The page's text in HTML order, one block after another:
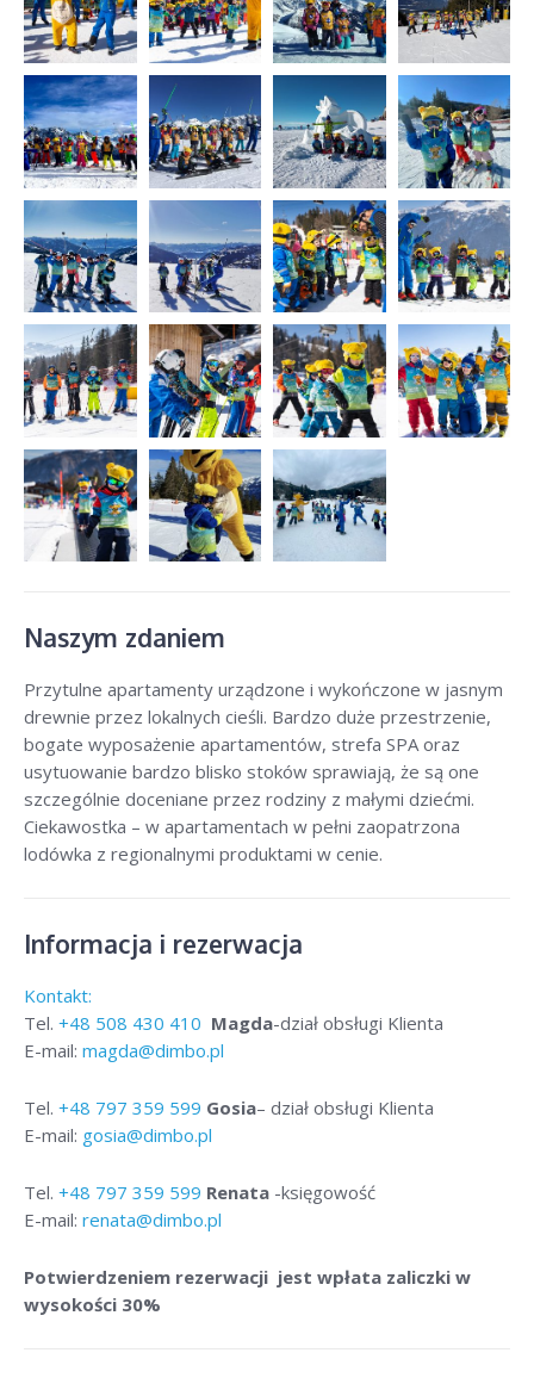
Naszym zdaniem
Przytulne apartamenty urządzone i wykończone w jasnym
drewnie przez lokalnych cieśli. Bardzo duże przestrzenie,
bogate wyposażenie apartamentów, strefa SPA oraz
usytuowanie bardzo blisko stoków sprawiają, że są one
szczególnie doceniane przez rodziny z małymi dziećmi.
Ciekawostka – w apartamentach w pełni zaopatrzona
lodówka z regionalnymi produktami w cenie.
Informacja i rezerwacja
Kontakt:
Tel. +48 508 430 410 Magda-dział obsługi Klienta
E-mail: magda@dimbo.pl
Tel. +48 797 359 599 Gosia– dział obsługi Klienta
E-mail: gosia@dimbo.pl
Tel. +48 797 359 599 Renata -księgowość
E-mail: renata@dimbo.pl
Potwierdzeniem rezerwacji jest wpłata zaliczki w
wysokości 30%